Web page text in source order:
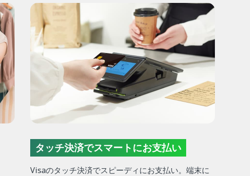
タッチ決済でスマートにお支払い
Visaのタッチ決済でスピーディにお支払い。端末に